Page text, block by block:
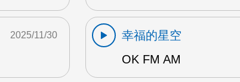
2025/11/30
幸福的星空
OK FM AM